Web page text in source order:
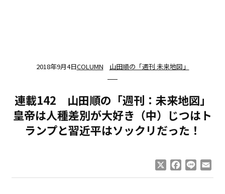
2018年9月4日COLUMN 山田順の「週刊 未来地図」
連載142 山田順の「週刊：未来地図」
皇帝は人種差別が大好き（中）じつはト
ランプと習近平はソックリだった！
Facebook
Line